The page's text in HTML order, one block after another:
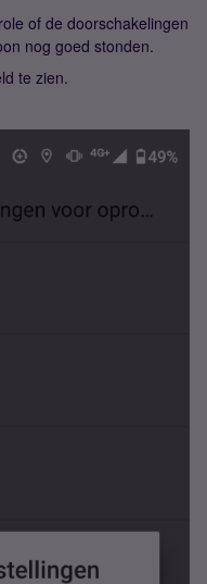
of de doorschakelingen
nog goed stonden.
te zien.